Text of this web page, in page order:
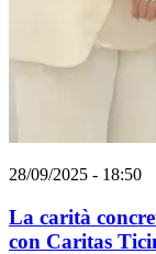
28/09/2025 - 18:50
La carità
con Caritas